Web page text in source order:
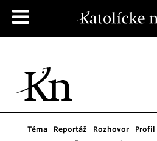
Téma Reportáž Rozhovor Profil